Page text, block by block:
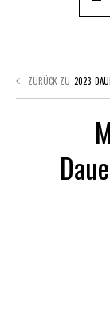
ZURÜCK ZU 2023